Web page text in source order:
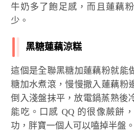
牛奶多了飽足感，而且蓮藕
少。
黑糖蓮藕涼糕
這個是全聯黑糖加蓮藕粉就能
糖加水煮滾，慢慢撒入蓮藕粉
倒入淺盤抹平，放電鍋蒸熟後
能吃。口感 QQ 的很像蕨餅
功，胖寶一個人可以嗑掉半盤。